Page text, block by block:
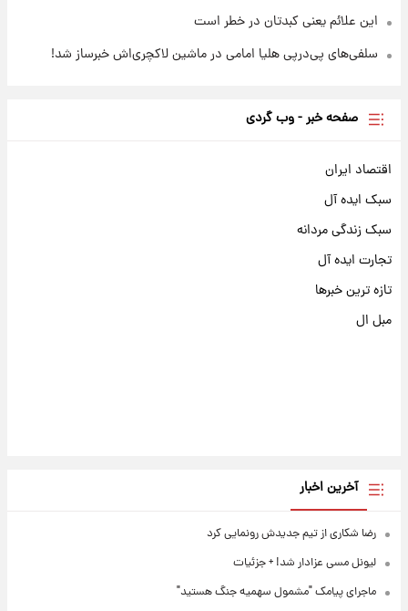
این علائم یعنی کبدتان در خطر است
سلفی‌های پی‌درپی هلیا امامی در ماشین لاکچری‌اش خبرساز شد!
صفحه خبر - وب گردی
اقتصاد ایران
سبک ایده آل
سبک زندگی مردانه
تجارت ایده آل
تازه ترین خبرها
مبل ال
آخرین اخبار
رضا شکاری از تیم جدیدش رونمایی کرد
لیونل مسی عزادار شد! + جزئیات
ماجرای پیامک "مشمول سهمیه جنگ هستید"